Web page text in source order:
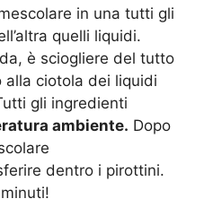
in una tutti gli
quelli liquidi.
è sciogliere del tutto
alla ciotola dei liquidi
gli ingredienti
ambiente. Dopo
dentro i pirottini.